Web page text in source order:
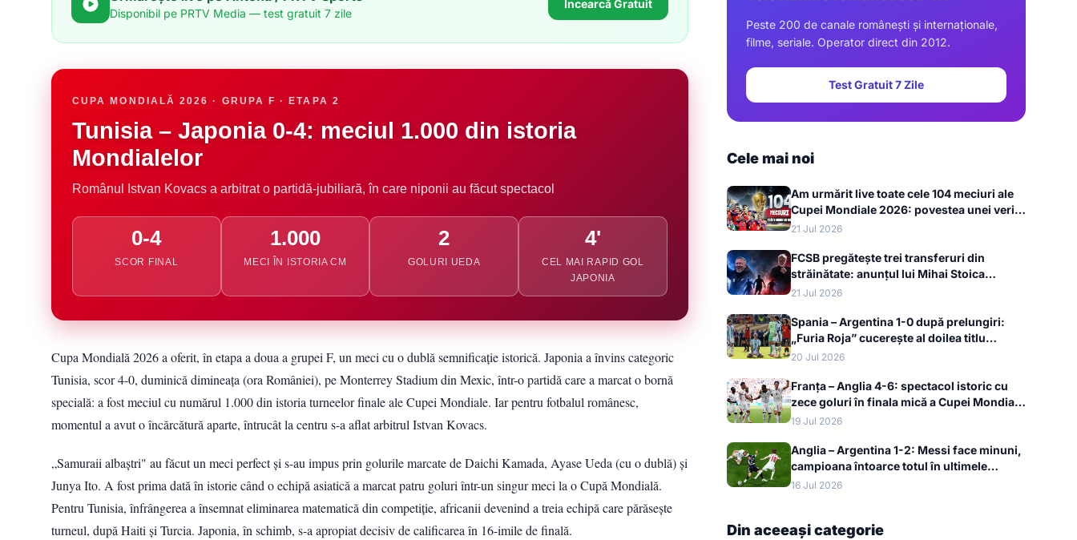
Disponibil pe PRTV Media — test gratuit 7 zile
Încearcă Gratuit
CUPA MONDIALĂ 2026 · GRUPA F · ETAPA 2
Tunisia – Japonia 0-4: meciul 1.000 din istoria
Mondialelor
Românul Istvan Kovacs a arbitrat o partidă-jubiliară, în care niponii au făcut spectacol
0-4
SCOR FINAL
1.000
MECI ÎN ISTORIA CM
2
GOLURI UEDA
4'
CEL MAI RAPID GOL
JAPONIA
Cupa Mondială 2026 a oferit, în etapa a doua a grupei F, un meci cu o dublă semnificație istorică. Japonia a învins categoric
Tunisia, scor 4-0, duminică dimineața (ora României), pe Monterrey Stadium din Mexic, într-o partidă care a marcat o bornă
specială: a fost meciul cu numărul 1.000 din istoria turneelor finale ale Cupei Mondiale. Iar pentru fotbalul românesc,
momentul a avut o încărcătură aparte, întrucât la centru s-a aflat arbitrul Istvan Kovacs.
„Samuraii albaștri" au făcut un meci perfect și s-au impus prin golurile marcate de Daichi Kamada, Ayase Ueda (cu o dublă) și
Junya Ito. A fost prima dată în istorie când o echipă asiatică a marcat patru goluri într-un singur meci la o Cupă Mondială.
Pentru Tunisia, înfrângerea a însemnat eliminarea matematică din competiție, africanii devenind a treia echipă care părăsește
turneul, după Haiti și Turcia. Japonia, în schimb, s-a apropiat decisiv de calificarea în 16-imile de finală.
Peste 200 de canale românești și internaționale,
filme, seriale. Operator direct din 2012.
Test Gratuit 7 Zile
Cele mai noi
Am urmărit live toate cele 104 meciuri ale
Cupei Mondiale 2026: povestea unei veri
de neuitat
21 Jul 2026
FCSB pregătește trei transferuri din
străinătate: anunțul lui Mihai Stoica
înaintea dublei cu FK Auda
21 Jul 2026
Spania – Argentina 1-0 după prelungiri:
„Furia Roja” cucerește al doilea titlu
mondial din istorie la Cupa Mondială 2026
20 Jul 2026
Franța – Anglia 4-6: spectacol istoric cu
zece goluri în finala mică a Cupei Mondiale
2026, bronzul merge la englezi
19 Jul 2026
Anglia – Argentina 1-2: Messi face minuni,
campioana întoarce totul în ultimele
minute și merge în finala Cupei Mondiale
16 Jul 2026
Din aceeași categorie